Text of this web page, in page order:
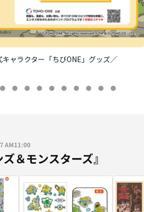
クター「ちびONE」グッズ／
AM11:00
＆モンスターズ』